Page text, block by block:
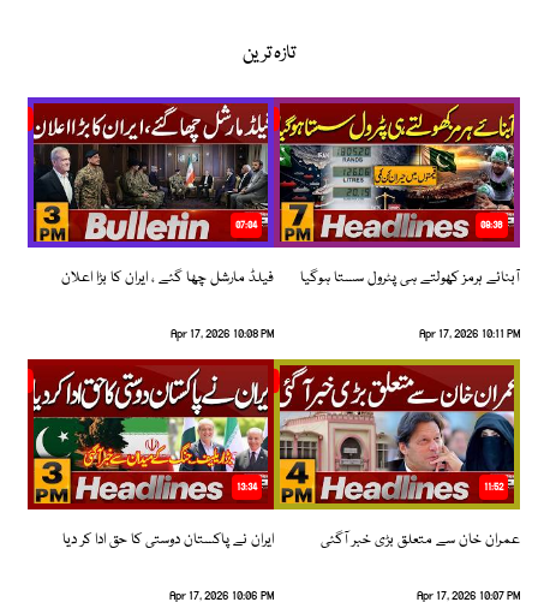
تازہ ترین
08:36
آبنائے ہرمز کھولتے ہی پٹرول سستا ہوگیا
Apr 17, 2026 10:11 PM
07:04
فیلڈ مارشل چھا گئے ، ایران کا بڑا اعلان
Apr 17, 2026 10:08 PM
11:52
عمران خان سے متعلق بڑی خبر آگئی
Apr 17, 2026 10:07 PM
13:34
ایران نے پاکستان دوستی کا حق ادا کر دیا
Apr 17, 2026 10:06 PM